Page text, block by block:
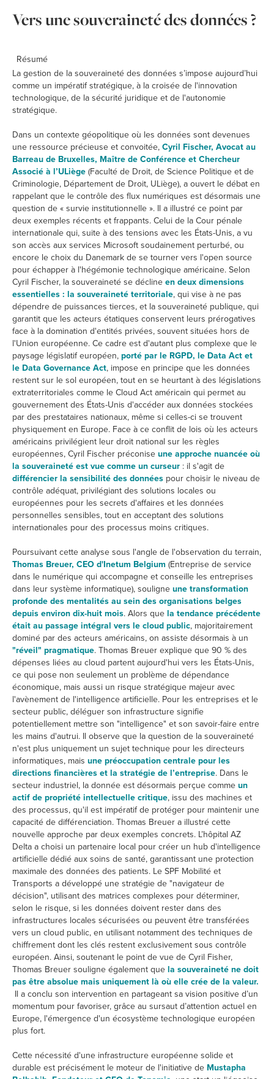
Vers une souveraineté des données ?
Résumé
La gestion de la souveraineté des données s’impose aujourd’hui
comme un impératif stratégique, à la croisée de l'innovation
technologique, de la sécurité juridique et de l'autonomie
stratégique.
Dans un contexte géopolitique où les données sont devenues
une ressource précieuse et convoitée, Cyril Fischer, Avocat au
Barreau de Bruxelles, Maître de Conférence et Chercheur
Associé à l’ULiège (Faculté de Droit, de Science Politique et de
Criminologie, Département de Droit, ULiège), a ouvert le débat en
rappelant que le contrôle des flux numériques est désormais une
question de « survie institutionnelle ». Il a illustré ce point par
deux exemples récents et frappants. Celui de la Cour pénale
internationale qui, suite à des tensions avec les États-Unis, a vu
son accès aux services Microsoft soudainement perturbé, ou
encore le choix du Danemark de se tourner vers l'open source
pour échapper à l'hégémonie technologique américaine. Selon
Cyril Fischer, la souveraineté se décline en deux dimensions
essentielles : la souveraineté territoriale, qui vise à ne pas
dépendre de puissances tierces, et la souveraineté publique, qui
garantit que les acteurs étatiques conservent leurs prérogatives
face à la domination d'entités privées, souvent situées hors de
l'Union européenne. Ce cadre est d'autant plus complexe que le
paysage législatif européen, porté par le RGPD, le Data Act et
le Data Governance Act, impose en principe que les données
restent sur le sol européen, tout en se heurtant à des législations
extraterritoriales comme le Cloud Act américain qui permet au
gouvernement des États-Unis d'accéder aux données stockées
par des prestataires nationaux, même si celles-ci se trouvent
physiquement en Europe. Face à ce conflit de lois où les acteurs
américains privilégient leur droit national sur les règles
européennes, Cyril Fischer préconise une approche nuancée où
la souveraineté est vue comme un curseur : il s'agit de
différencier la sensibilité des données pour choisir le niveau de
contrôle adéquat, privilégiant des solutions locales ou
européennes pour les secrets d'affaires et les données
personnelles sensibles, tout en acceptant des solutions
internationales pour des processus moins critiques.
Poursuivant cette analyse sous l'angle de l'observation du terrain,
Thomas Breuer, CEO d'Inetum Belgium (Entreprise de service
dans le numérique qui accompagne et conseille les entreprises
dans leur système informatique), souligne une transformation
profonde des mentalités au sein des organisations belges
depuis environ dix-huit mois. Alors que la tendance précédente
était au passage intégral vers le cloud public, majoritairement
dominé par des acteurs américains, on assiste désormais à un
"réveil" pragmatique. Thomas Breuer explique que 90 % des
dépenses liées au cloud partent aujourd'hui vers les États-Unis,
ce qui pose non seulement un problème de dépendance
économique, mais aussi un risque stratégique majeur avec
l'avènement de l'intelligence artificielle. Pour les entreprises et le
secteur public, déléguer son infrastructure signifie
potentiellement mettre son "intelligence" et son savoir-faire entre
les mains d'autrui. Il observe que la question de la souveraineté
n'est plus uniquement un sujet technique pour les directeurs
informatiques, mais une préoccupation centrale pour les
directions financières et la stratégie de l’entreprise. Dans le
secteur industriel, la donnée est désormais perçue comme un
actif de propriété intellectuelle critique, issu des machines et
des processus, qu'il est impératif de protéger pour maintenir une
capacité de différenciation. Thomas Breuer a illustré cette
nouvelle approche par deux exemples concrets. L’hôpital AZ
Delta a choisi un partenaire local pour créer un hub d'intelligence
artificielle dédié aux soins de santé, garantissant une protection
maximale des données des patients. Le SPF Mobilité et
Transports a développé une stratégie de "navigateur de
décision", utilisant des matrices complexes pour déterminer,
selon le risque, si les données doivent rester dans des
infrastructures locales sécurisées ou peuvent être transférées
vers un cloud public, en utilisant notamment des techniques de
chiffrement dont les clés restent exclusivement sous contrôle
européen. Ainsi, soutenant le point de vue de Cyril Fisher,
Thomas Breuer souligne également que la souveraineté ne doit
pas être absolue mais uniquement là où elle crée de la valeur.
Il a conclu son intervention en partageant sa vision positive d’un
momentum pour favoriser, grâce au sursaut d’attention actuel en
Europe, l'émergence d'un écosystème technologique européen
plus fort.
Cette nécessité d'une infrastructure européenne solide et
durable est précisément le moteur de l'initiative de Mustapha